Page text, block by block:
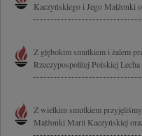
Kaczyńskiego i Jego Małżonki
Z głębokim smutkiem i żalem
Rzeczypospolitej Polskiej
Z wielkim smutkiem
Małżonki Marii Kaczyńskiej